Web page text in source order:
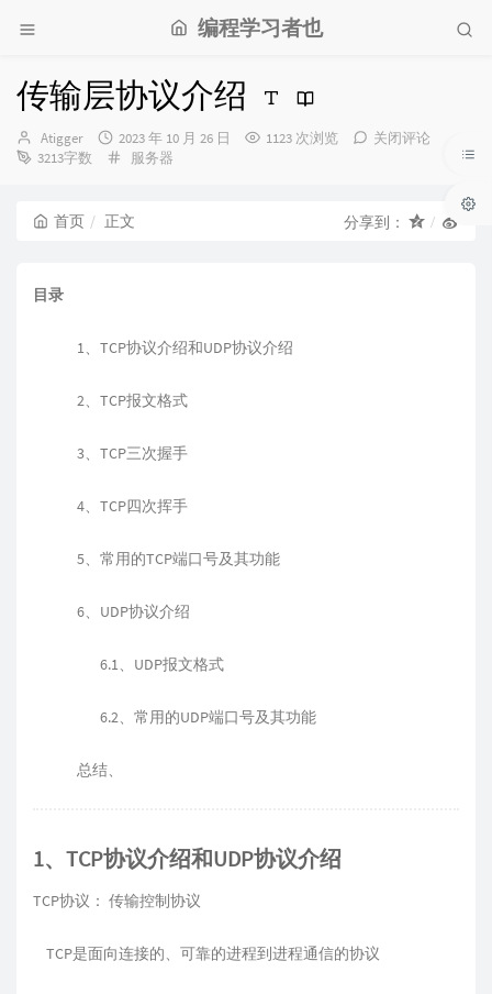
编程学习者也
传输层协议介绍
博
主：
Atigger
发
布
2023 年 10 月 26 日 1123 次浏览
关闭评论
3213字数
分
服务器
首页 正文 分享到：
目录
1、TCP协议介绍和UDP协议介绍
2、TCP报文格式
3、TCP三次握手
4、TCP四次挥手
5、常用的TCP端口号及其功能
6、UDP协议介绍
6.1、UDP报文格式
6.2、常用的UDP端口号及其功能
总结、
1、TCP协议介绍和UDP协议介绍
TCP协议： 传输控制协议
TCP是面向连接的、可靠的进程到进程通信的协议